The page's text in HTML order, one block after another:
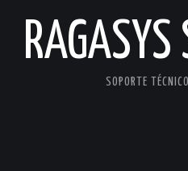
RAGASYS
SOPORTE